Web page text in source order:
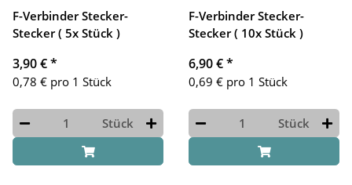
F-Verbinder Stecker-
Stecker ( 5x Stück )
3,90 €*
0,78 € pro 1 Stück
Stück
F-Verbinder Stecker-
Stecker ( 10x Stück )
6,90 €*
0,69 € pro 1 Stück
Stück